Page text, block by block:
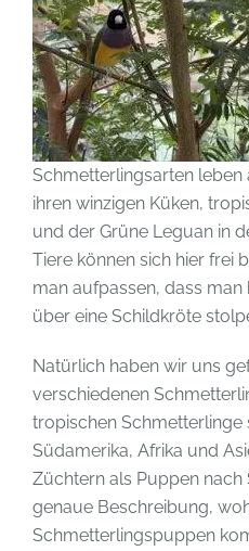
Schmetterlingsarten
ihren winzigen Küken,
und der Grüne Leguan in
Tiere können sich hier frei
man aufpassen, dass
über eine Schildkröte
Natürlich haben wir uns
verschiedenen
tropischen Schmetterlinge
Südamerika, Afrika und
Züchtern als Puppen nach
genaue Beschreibung,
Schmetterlingspuppen